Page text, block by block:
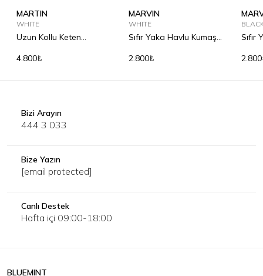
MARTIN
WHITE
Uzun Kollu Keten
4.800₺
MARVIN
WHITE
Sıfır Yaka Havlu Kumaş
2.800₺
Sıfır
Bizi Arayın
444 3 033
Bize Yazın
[email protected]
Canlı Destek
Hafta içi 09:00-18:00
BLUEMINT